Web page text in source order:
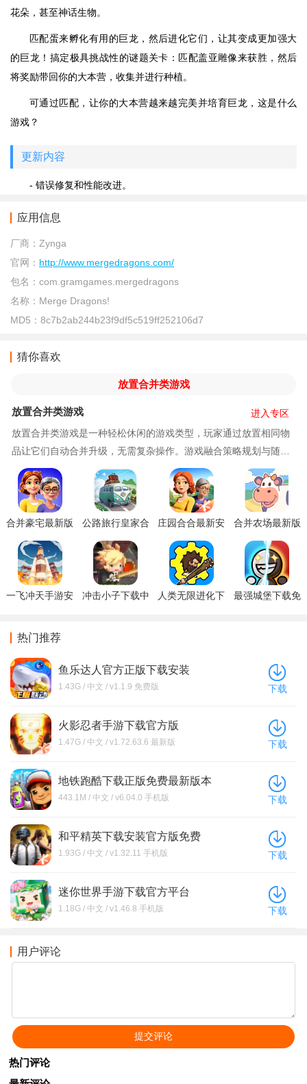
花朵，甚至神话生物。
匹配蛋来孵化有用的巨龙，然后进化它们，让其变成更加强大
的巨龙！搞定极具挑战性的谜题关卡：匹配盖亚雕像来获胜，然后
将奖励带回你的大本营，收集并进行种植。
可通过匹配，让你的大本营越来越完美并培育巨龙，这是什么
游戏？
更新内容
- 错误修复和性能改进。
应用信息
厂商： Zynga
官网： http://www.mergedragons.com/
包名： com.gramgames.mergedragons
名称： Merge Dragons!
MD5： 8c7b2ab244b23f9df5c519ff252106d7
猜你喜欢
放置合并类游戏
放置合并类游戏
放置合并类游戏是一种轻松休闲的游戏类型，玩家通过放置相同物
品让它们自动合并升级，无需复杂操作。游戏融合策略规划与随机
元素，收集资源、解锁新物品，享受轻松愉快的升级乐趣，同时兼
具策略性与满足感。
进入专区
合并豪宅最新版
(Merge Mansion)
公路旅行皇家合
新修改版下载
庄园合合最新安
合并农场最新版
(Merge Ville)
一飞冲天手游安
冲击小子下载中
人类无限进化下
最强城堡下载免
热门推荐
鱼乐达人官方正版下载安装
1.43G / 中文 / v1.1.9 免费版 下载
火影忍者手游下载官方版
1.47G / 中文 / v1.72.63.6 最新版 下载
地铁跑酷下载正版免费最新版本
443.1M / 中文 / v6.04.0 手机版 下载
和平精英下载安装官方版免费
1.93G / 中文 / v1.32.11 手机版 下载
迷你世界手游下载官方平台
1.18G / 中文 / v1.46.8 手机版 下载
用户评论
热门评论